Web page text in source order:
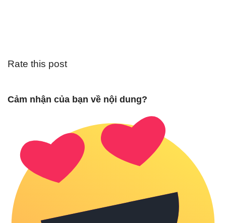
Rate this post
Cảm nhận của bạn về nội dung?